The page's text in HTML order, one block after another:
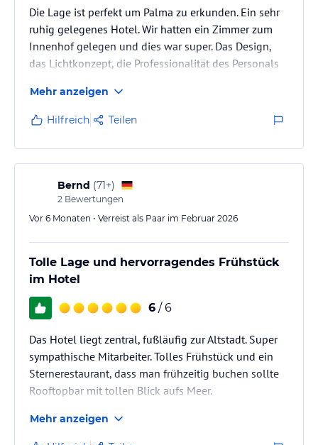
Die Lage ist perfekt um Palma zu erkunden. Ein sehr
ruhig gelegenes Hotel. Wir hatten ein Zimmer zum
Innenhof gelegen und dies war super. Das Design,
das Lichtkonzept, die Professionalität des Personals
Dies ist ein Hotel nur für Erwachsene.
Mehr anzeigen
Hilfreich Teilen
Bernd (71+)
2 Bewertungen
Vor 6 Monaten • Verreist als Paar im Februar 2026
Tolle Lage und hervorragendes Frühstück
im Hotel
6 / 6
Das Hotel liegt zentral, fußläufig zur Altstadt. Super
sympathische Mitarbeiter. Tolles Frühstück und ein
Sternerestaurant, dass man frühzeitig buchen sollte
Rooftopbar mit tollen Blick aufs Meer.
Mehr anzeigen